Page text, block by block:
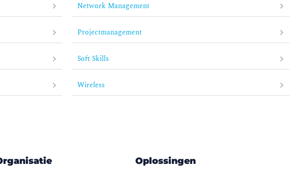
Network Management
Projectmanagement
Soft Skills
Wireless
Oplossingen